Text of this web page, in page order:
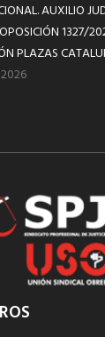
AUXILIO
1327/
PLAZAS